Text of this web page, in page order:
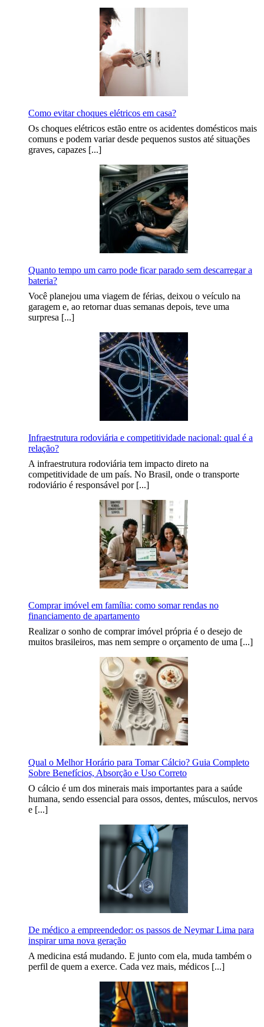
Como evitar choques elétricos em casa?
Os choques elétricos estão entre os acidentes domésticos mais
comuns e podem variar desde pequenos sustos até situações
graves, capazes [...]
Quanto tempo um carro pode ficar parado sem descarregar a
bateria?
Você planejou uma viagem de férias, deixou o veículo na
garagem e, ao retornar duas semanas depois, teve uma
surpresa [...]
Infraestrutura rodoviária e competitividade nacional: qual é a
relação?
A infraestrutura rodoviária tem impacto direto na
competitividade de um país. No Brasil, onde o transporte
rodoviário é responsável por [...]
Comprar imóvel em família: como somar rendas no
financiamento de apartamento
Realizar o sonho de comprar imóvel própria é o desejo de
muitos brasileiros, mas nem sempre o orçamento de uma [...]
Qual o Melhor Horário para Tomar Cálcio? Guia Completo
Sobre Benefícios, Absorção e Uso Correto
O cálcio é um dos minerais mais importantes para a saúde
humana, sendo essencial para ossos, dentes, músculos, nervos
e [...]
De médico a empreendedor: os passos de Neymar Lima para
inspirar uma nova geração
A medicina está mudando. E junto com ela, muda também o
perfil de quem a exerce. Cada vez mais, médicos [...]